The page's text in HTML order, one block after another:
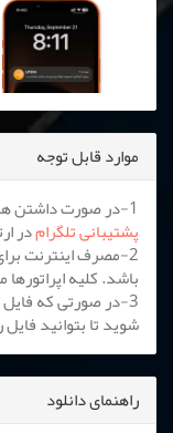
موارد قابل توجه
1-در صورت داشتن هرگونه مشکلی، لطفا با پشتیبانی آنلاین یا
پشتیبانی تلگرامدر
باشد. کلیه
3-در صورتی که فایل
شوید تا بتوانید فایل
راهنمای دانلود